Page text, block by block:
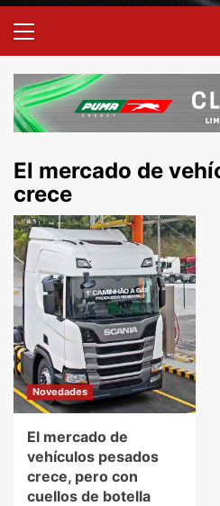
El mercado de
crece
Novedades
El mercado de
vehículos pesados
crece, pero con
cuellos de botella